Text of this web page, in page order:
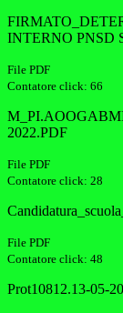
INTERNO PNSD
File PDF
Contatore click: 66
2022.PDF
File PDF
Contatore click: 28
File PDF
Contatore click: 48
Prot10812.13-05-